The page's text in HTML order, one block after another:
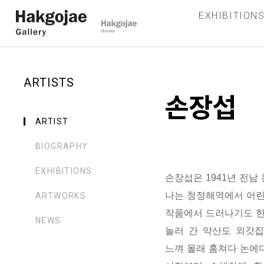
ARTISTS
ARTIST
BIOGRAPHY
EXHIBITIONS
ARTWORKS
NEWS
손장섭
손장섭은 1941년 전남
나는 청정해역에서 어
작품에서 드러나기도
놀러 간 약산도 외갓
느껴 몰래 훔쳐다 논에